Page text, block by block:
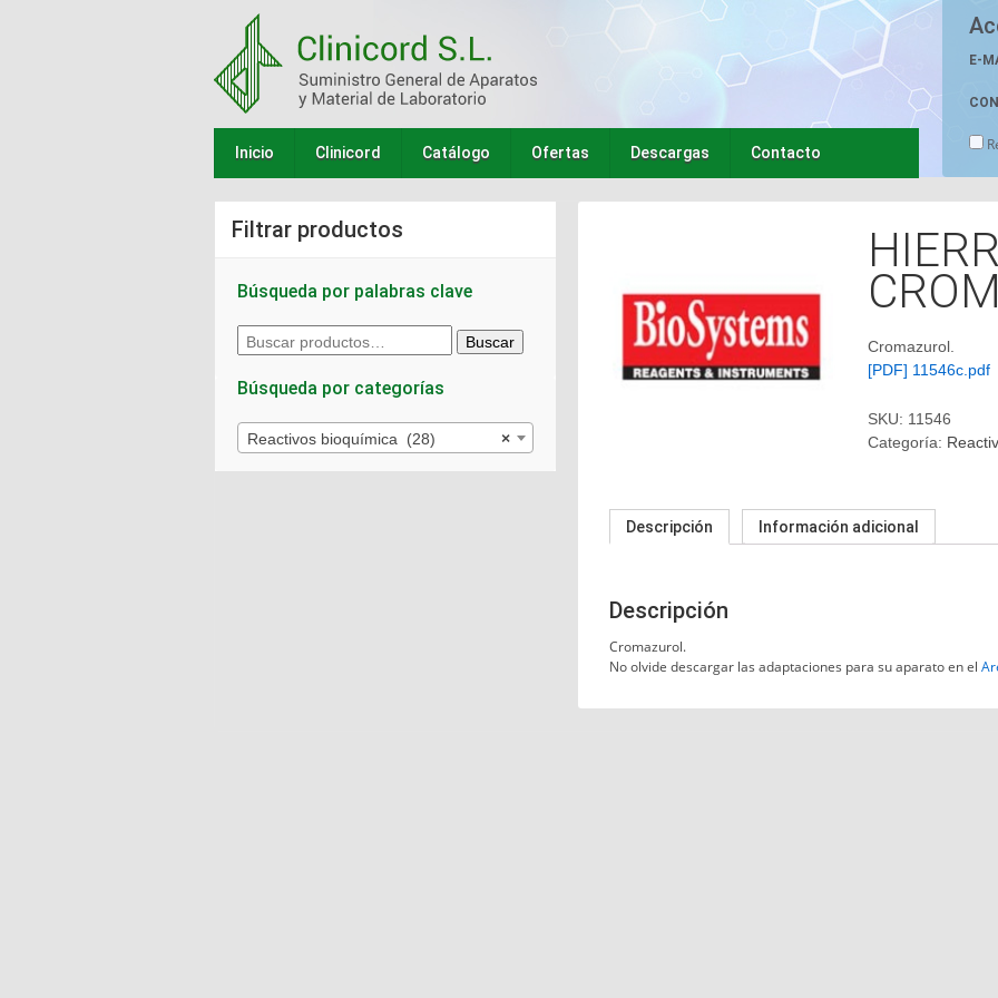
Inicio Clinicord Catálogo Ofertas Descargas Contacto
E-
Filtrar productos
Búsqueda por palabras clave
Buscar
por:
Buscar
Búsqueda por categorías
×
Reactivos bioquímica (28)
Cromazurol.
[PDF] 11546c.pdf
SKU: 11546
Categoría:
Descripción Información adicional
Descripción
Cromazurol.
No olvide descargar las adaptaciones para su aparato en el